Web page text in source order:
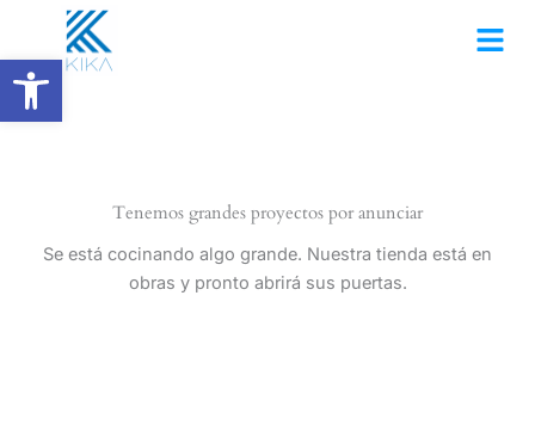
Abrir barra de herramientas
contenido
Tenemos grandes proyectos por anunciar
Se está cocinando algo grande. Nuestra tienda está en
obras y pronto abrirá sus puertas.